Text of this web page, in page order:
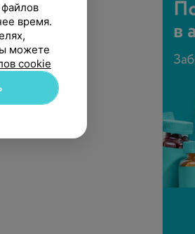
время.
можете
cookie